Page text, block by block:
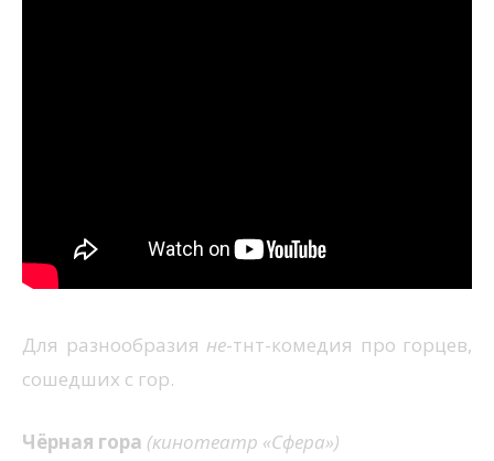
Для разнообразия не-тнт-комедия про горцев,
сошедших с гор.
Чёрная гора (кинотеатр «Сфера»)